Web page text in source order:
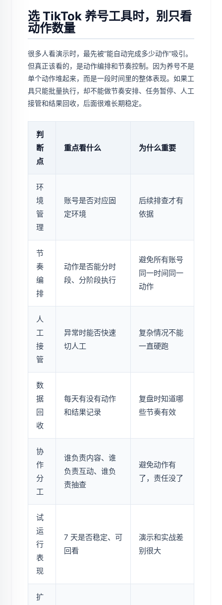
选 TikTok 养号工具时，别只看
动作数量
很多人看演示时，最先被“能自动完成多少动作”吸引。
但真正该看的，是动作编排和节奏控制。因为养号不是
单个动作堆起来，而是一段时间里的整体表现。如果工
具只能批量执行，却不能做节奏安排、任务暂停、人工
接管和结果回收，后面很难长期稳定。
判
断
点
重点看什么 为什么重要
环
境
管
理
账号是否对应固
定环境
后续排查才有
依据
节
奏
编
排
动作是否能分时
段、分阶段执行
避免所有账号
同一时间同一
动作
人
工
接
管
异常时能否快速
切人工
复杂情况不能
一直硬跑
数
据
回
收
每天有没有动作
和结果记录
复盘时知道哪
些节奏有效
协
作
分
工
谁负责内容、谁
负责互动、谁负
责抽查
避免动作有
了，责任没了
试
运
行
表
现
7 天是否稳定、可
回看
演示和实战差
别很大
扩